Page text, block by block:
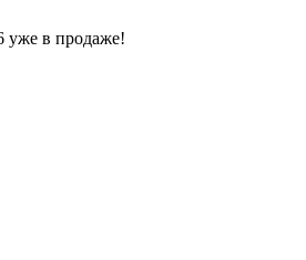
уже в продаже!